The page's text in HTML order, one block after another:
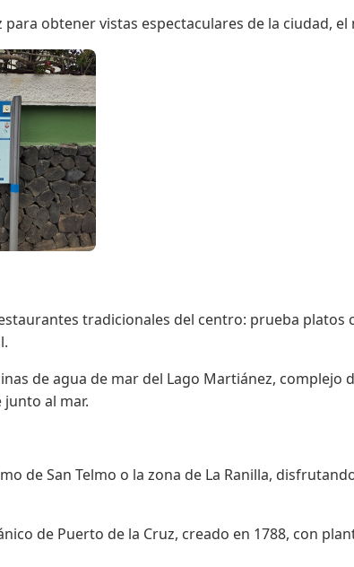
para obtener vistas espectaculares de la ciudad, el
tradicionales del centro: prueba platos
de agua de mar del Lago Martiánez, complejo
al mar.
de San Telmo o la zona de La Ranilla,
de Puerto de la Cruz, creado en 1788, con